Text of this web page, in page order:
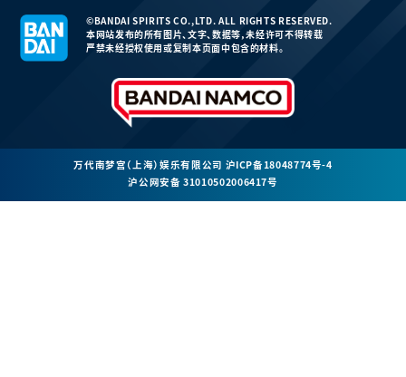
©BANDAI SPIRITS CO.,LTD. ALL RIGHTS RESERVED.
本网站发布的所有图片、文字、数据等，未经许可不得转载
严禁未经授权使用或复制本页面中包含的材料。
万代南梦宫（上海）娱乐有限公司 沪ICP备18048774号-4
沪公网安备 31010502006417号